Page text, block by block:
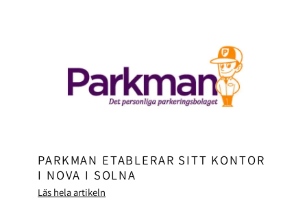
PARKMAN ETABLERAR SITT KONTOR
I NOVA I SOLNA
Läs hela artikeln